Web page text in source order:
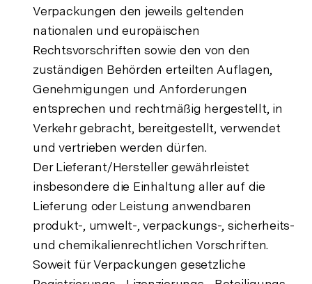
Verpackungen den jeweils geltenden
nationalen und europäischen
Rechtsvorschriften sowie den von den
zuständigen Behörden erteilten Auflagen,
Genehmigungen und Anforderungen
entsprechen und rechtmäßig hergestellt, in
Verkehr gebracht, bereitgestellt, verwendet
und vertrieben werden dürfen.
Der Lieferant/Hersteller gewährleistet
insbesondere die Einhaltung aller auf die
Lieferung oder Leistung anwendbaren
produkt-, umwelt-, verpackungs-, sicherheits-
und chemikalienrechtlichen Vorschriften.
Soweit für Verpackungen gesetzliche